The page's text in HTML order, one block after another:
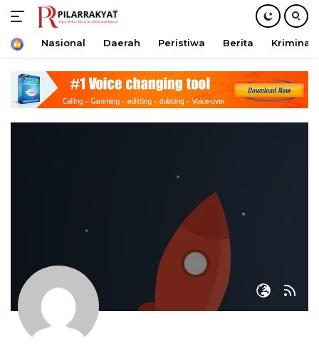
konten
HomeNasional Daerah Peristiwa Berita Kriminal